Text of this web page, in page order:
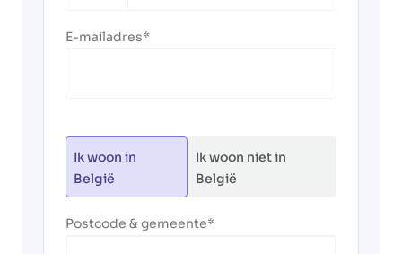
E-mailadres
Ik woon in
België
Ik woon niet in
België
Postcode & gemeente